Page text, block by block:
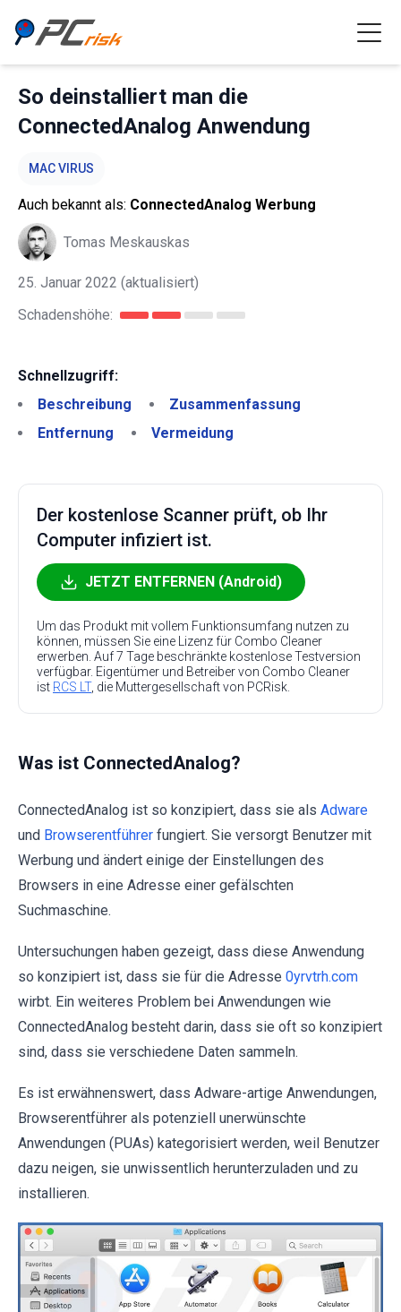
So deinstalliert man die
ConnectedAnalog Anwendung
MAC VIRUS
Auch bekannt als: ConnectedAnalog Werbung
Tomas Meskauskas
25. Januar 2022 (aktualisiert)
Schadenshöhe:
Schnellzugriff:
Beschreibung
Zusammenfassung
Entfernung
Vermeidung
Der kostenlose Scanner prüft, ob Ihr
Computer infiziert ist.
JETZT ENTFERNEN (Android)
Um das Produkt mit vollem Funktionsumfang nutzen zu
können, müssen Sie eine Lizenz für Combo Cleaner
erwerben. Auf 7 Tage beschränkte kostenlose Testversion
verfügbar. Eigentümer und Betreiber von Combo Cleaner
ist RCS LT, die Muttergesellschaft von PCRisk.
Was ist ConnectedAnalog?
ConnectedAnalog ist so konzipiert, dass sie als Adware
und Browserentführer fungiert. Sie versorgt Benutzer mit
Werbung und ändert einige der Einstellungen des
Browsers in eine Adresse einer gefälschten
Suchmaschine.
Untersuchungen haben gezeigt, dass diese Anwendung
so konzipiert ist, dass sie für die Adresse 0yrvtrh.com
wirbt. Ein weiteres Problem bei Anwendungen wie
ConnectedAnalog besteht darin, dass sie oft so konzipiert
sind, dass sie verschiedene Daten sammeln.
Es ist erwähnenswert, dass Adware-artige Anwendungen,
Browserentführer als potenziell unerwünschte
Anwendungen (PUAs) kategorisiert werden, weil Benutzer
dazu neigen, sie unwissentlich herunterzuladen und zu
installieren.